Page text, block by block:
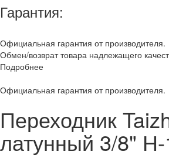
Гарантия:
Официальная гарантия от производителя.
Обмен/возврат товара надлежащего
Подробнее
Официальная гарантия от производителя.
Переходник
латунный 3/8"